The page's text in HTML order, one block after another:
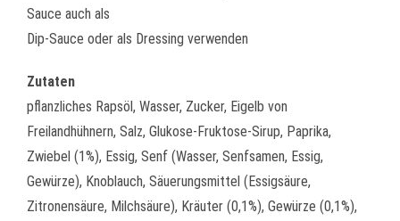
Sauce auch als
Dip-Sauce oder als Dressing verwenden
Zutaten
pflanzliches Rapsöl, Wasser, Zucker, Eigelb von
Freilandhühnern, Salz, Glukose-Fruktose-Sirup, Paprika,
Zwiebel (1%), Essig, Senf (Wasser, Senfsamen, Essig,
Gewürze), Knoblauch, Säuerungsmittel (Essigsäure,
Zitronensäure, Milchsäure), Kräuter (0,1%), Gewürze (0,1%),